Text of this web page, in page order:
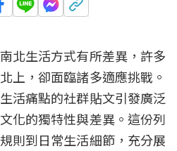
北生活方式有所差異，許多
上，卻面臨諸多適應挑戰。
活痛點的社群貼文引發廣泛
化的獨特性與差異。這份列
則到日常生活細節，充分展